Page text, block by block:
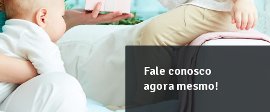
Fale conosco
agora mesmo!